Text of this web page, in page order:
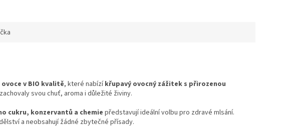
ovoce v BIO kvalitě, které nabízíkřupavý ovocný zážitek s přirozenou
svou chuť, aroma i důležité živiny.
cukru, konzervantů a chemie představují ideální volbu pro zdravé mlsání.
a neobsahují žádné zbytečné přísady.